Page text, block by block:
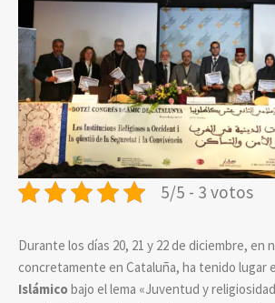
5/5 - 3 votos
Durante los días 20, 21 y 22 de diciembre, en
concretamente en Cataluña, ha tenido lugar
Islámicobajo el lema «Juventud y